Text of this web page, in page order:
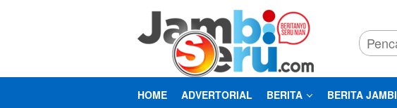
HOME ADVERTORIAL BERITA BERITA JAMBI